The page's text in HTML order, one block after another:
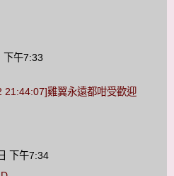
下午7:33
21:44:07]雞翼永遠都咁受歡迎
下午7:34